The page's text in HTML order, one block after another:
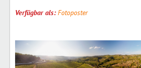
Verfügbar als:Fotoposter